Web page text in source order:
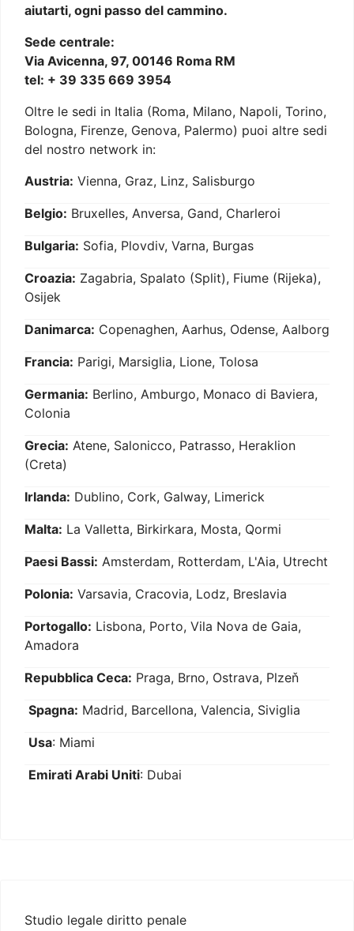
aiutarti, ogni passo del cammino.
Sede centrale:
Via Avicenna, 97, 00146 Roma RM
tel: + 39 335 669 3954
Oltre le sedi in Italia (Roma, Milano, Napoli, Torino,
Bologna, Firenze, Genova, Palermo) puoi altre sedi
del nostro network in:
Austria: Vienna, Graz, Linz, Salisburgo
Belgio: Bruxelles, Anversa, Gand, Charleroi
Bulgaria: Sofia, Plovdiv, Varna, Burgas
Croazia: Zagabria, Spalato (Split), Fiume (Rijeka),
Osijek
Danimarca: Copenaghen, Aarhus, Odense, Aalborg
Francia: Parigi, Marsiglia, Lione, Tolosa
Germania: Berlino, Amburgo, Monaco di Baviera,
Colonia
Grecia: Atene, Salonicco, Patrasso, Heraklion
(Creta)
Irlanda: Dublino, Cork, Galway, Limerick
Malta: La Valletta, Birkirkara, Mosta, Qormi
Paesi Bassi: Amsterdam, Rotterdam, L'Aia, Utrecht
Polonia: Varsavia, Cracovia, Lodz, Breslavia
Portogallo: Lisbona, Porto, Vila Nova de Gaia,
Amadora
Repubblica Ceca: Praga, Brno, Ostrava, Plzeň
Spagna: Madrid, Barcellona, Valencia, Siviglia
Usa: Miami
Emirati Arabi Uniti: Dubai
Studio legale diritto penale